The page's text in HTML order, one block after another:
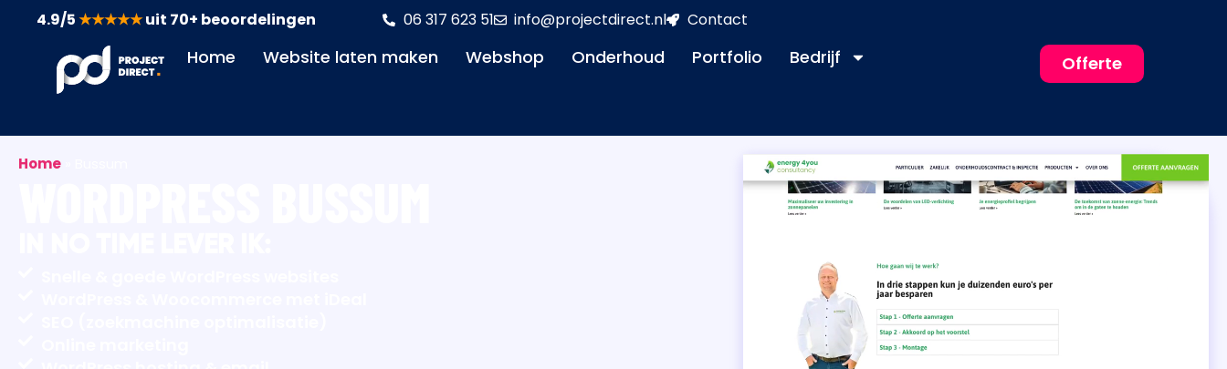
4.9/5★★★★★uit 70+ beoordelingen 06 317 623 51 info@projectdirect.nl Contact
Home Website laten maken Webshop Onderhoud Portfolio Bedrijf Offerte
Home